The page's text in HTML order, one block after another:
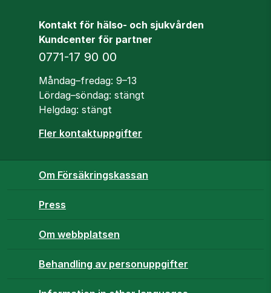
Kontakt för hälso- och sjukvården
Kundcenter för partner
Telefon
0771-17 90 00
Öppettider
Måndag–fredag: 9–13
Lördag–söndag: stängt
Helgdag: stängt
Fler kontaktuppgifter
Om Försäkringskassan
Press
Om webbplatsen
Behandling av personuppgifter